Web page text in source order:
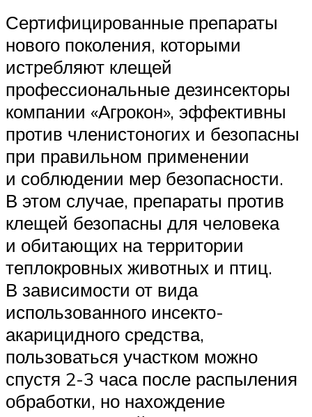
Сертифицированные препараты
нового поколения, которыми
истребляют клещей
профессиональные дезинсекторы
компании «Агрокон», эффективны
против членистоногих и безопасны
при правильном применении
и соблюдении мер безопасности.
В этом случае, препараты против
клещей безопасны для человека
и обитающих на территории
теплокровных животных и птиц.
В зависимости от вида
использованного инсекто-
акарицидного средства,
пользоваться участком можно
спустя 2-3 часа после распыления
обработки, но нахождение